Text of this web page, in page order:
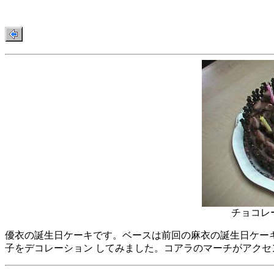
チョコレ
優衣の誕生日ケーキです。ベースは前回の麻衣の誕生日ケ
子をデコレーション してみました。コアラのマーチがアク